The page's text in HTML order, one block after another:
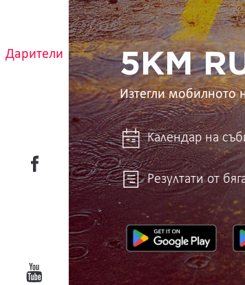
Дарители
RUN
в
ръцете
ти
5KM
Изтегли
Календар на
Резултати от